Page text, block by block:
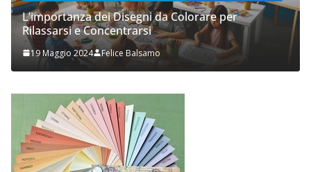
dei Disegni da Colorare per
e Concentrarsi
Maggio 2024 Felice Balsamo
WEB E
2